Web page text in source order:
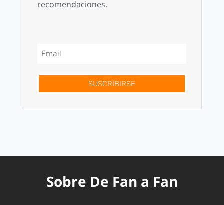
recomendaciones.
SUSCRÍBIRSE
Sobre De Fan a Fan